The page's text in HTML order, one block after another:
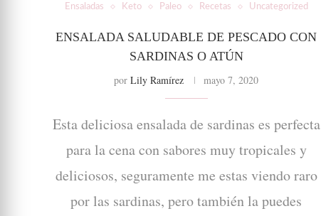
Ensaladas Keto Paleo Recetas Uncategorized
ENSALADA SALUDABLE DE PESCADO CON
SARDINAS O ATÚN
porLily Ramírez mayo 7, 2020
Esta deliciosa ensalada de sardinas es perfecta
para la cena con sabores muy tropicales y
deliciosos, seguramente me estas viendo raro
por las sardinas, pero también la puedes